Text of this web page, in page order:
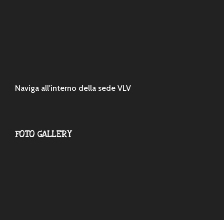
Naviga all'interno della sede VLV
FOTO GALLERY